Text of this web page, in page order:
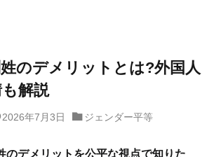
のデメリットとは?外国人
解説
2026年7月3日 ジェンダー平等
のデメリットを公平な視点で知りた